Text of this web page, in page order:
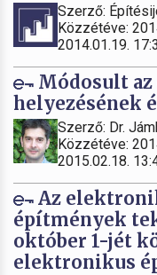
Szerző:
Közzétéve:
2014.01.19.
Módosult
helyezésének
Szerző: Dr.
Közzétéve:
2015.02.18.
Az
építmények
október 1-jét
elektronikus